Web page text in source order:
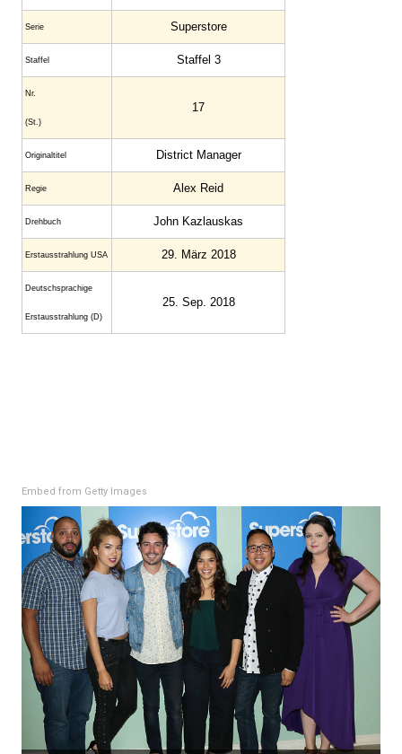
Serie Superstore
Staffel Staffel 3
Nr.
(St.)
17
Original­titel District Manager
Regie Alex Reid
Drehbuch John Kazlauskas
Erstaus­strahlung USA 29. März 2018
Deutsch­sprachige
Erstaus­strahlung (D)
25. Sep. 2018
Embed from Getty Images